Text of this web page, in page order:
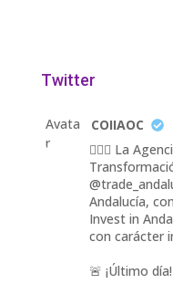
Twitter
Avata
r
COIIAOC
👷🏽‍♀️ La
Andalucía,
Invest in
con carácter
🚨 ¡Último día!